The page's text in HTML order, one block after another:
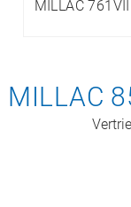
MILLAC 761VII
MILLAC